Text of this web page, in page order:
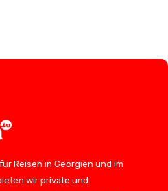
Reisen in Georgien und im
wir private und